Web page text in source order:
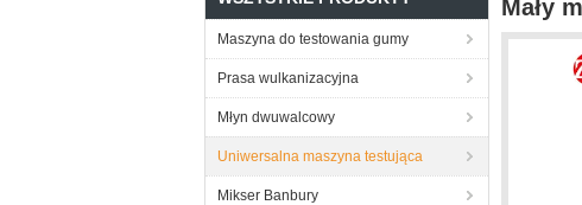
Maszyna do testowania gumy
Prasa wulkanizacyjna
Młyn dwuwalcowy
Uniwersalna maszyna testująca
Mikser Banbury
Mały